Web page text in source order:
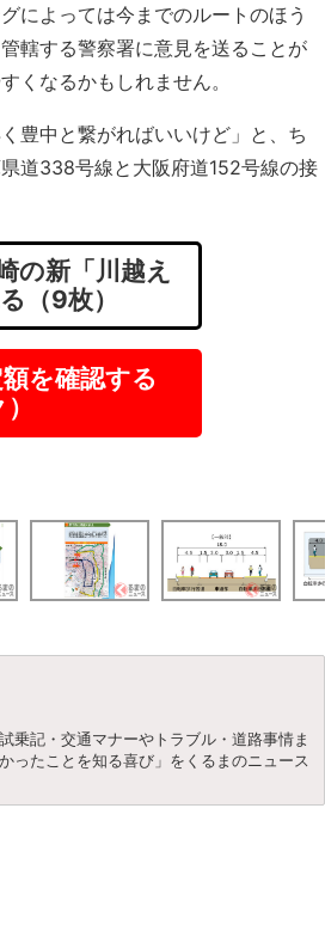
によっては今までのルートのほう
轄する警察署に意見を送ることが
くなるかもしれません。
豊中と繋がればいいけど」と、ち
道338号線と大阪府道152号線の接
の新「川越え
（9枚）
を確認する
乗記・交通マナーやトラブル・道路事情ま
ったことを知る喜び」をくるまのニュース